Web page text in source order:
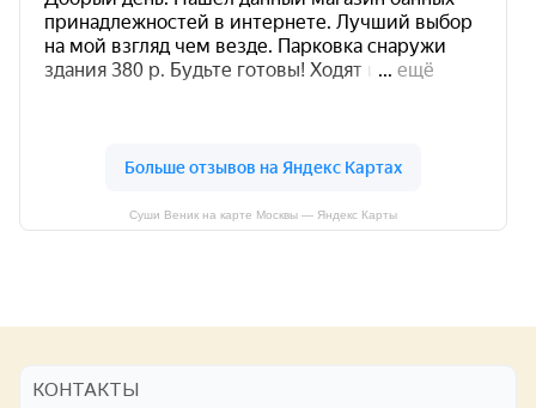
Суши Веник на карте Москвы — Яндекс Карты
КОНТАКТЫ